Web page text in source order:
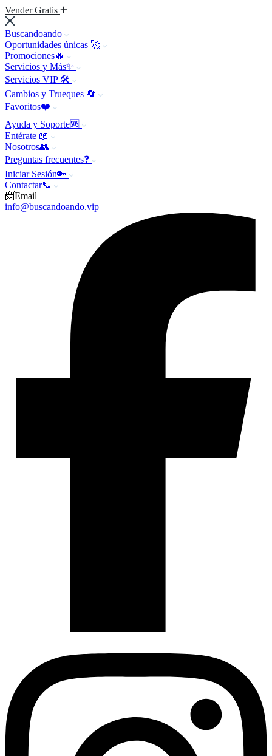
Vender Gratis
Buscandoando
Oportunidades únicas 🚀
Promociones🔥
Servicios y Más✨
Servicios VIP 🛠️
Cambios y Trueques 🔄
Favoritos❤️
Ayuda y Soporte🆘
Entérate 📖
Nosotros👥
Preguntas frecuentes❓
Iniciar Sesión🔑
Contactar📞
📨Email
info@buscandoando.vip